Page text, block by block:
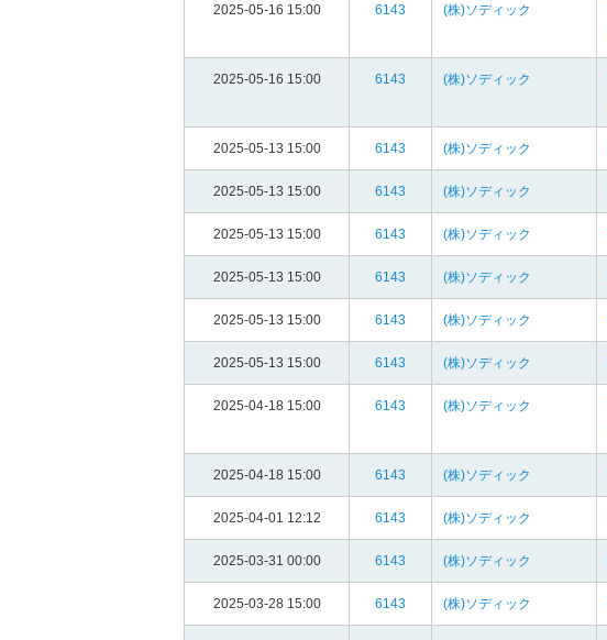
2025-05-16 15:00 6143 (株)ソディック
2025-05-16 15:00 6143 (株)ソディック
2025-05-13 15:00 6143 (株)ソディック
2025-05-13 15:00 6143 (株)ソディック
2025-05-13 15:00 6143 (株)ソディック
2025-05-13 15:00 6143 (株)ソディック
2025-05-13 15:00 6143 (株)ソディック
2025-05-13 15:00 6143 (株)ソディック
2025-04-18 15:00 6143 (株)ソディック
2025-04-18 15:00 6143 (株)ソディック
2025-04-01 12:12 6143 (株)ソディック
2025-03-31 00:00 6143 (株)ソディック
2025-03-28 15:00 6143 (株)ソディック